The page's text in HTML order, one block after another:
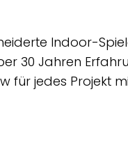
Indoor-
30 Jahren
für jedes Projekt